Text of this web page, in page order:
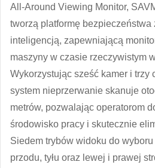
All-Around Viewing Monitor,
tworzą platformę bezpieczeństwa
inteligencją, zapewniającą
maszyny w czasie rzeczywistym
Wykorzystując sześć kamer i trzy
system nieprzerwanie skanuje
metrów, pozwalając operatorom
środowisko pracy i skutecznie
Siedem trybów widoku do
przodu, tyłu oraz lewej i prawej